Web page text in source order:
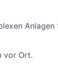
vor Ort.